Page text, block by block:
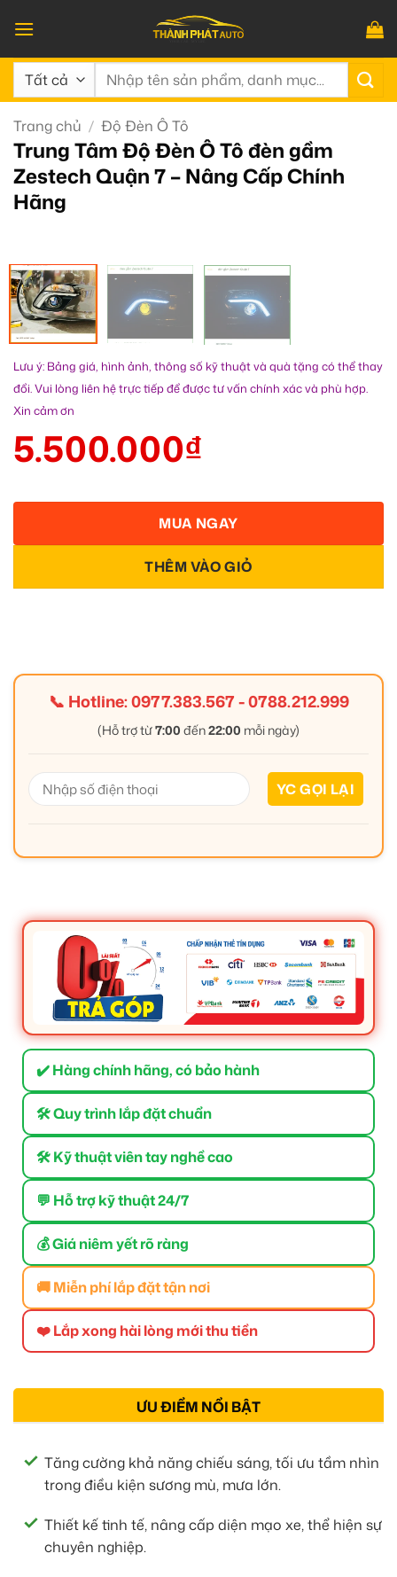
qua
nội
dung
Tìm
Trang chủ / Độ Đèn Ô Tô
Trung Tâm Độ Đèn Ô Tô đèn gầm
Zestech Quận 7 – Nâng Cấp Chính
Hãng
Lưu ý: Bảng giá, hình ảnh, thông số kỹ thuật và quà tặng có thể thay
đổi. Vui lòng liên hệ trực tiếp để được tư vấn chính xác và phù hợp.
Xin cảm ơn
5.500.000₫
THÊM VÀO GIỎ
MUA NGAY
📞 Hotline:0977.383.567-0788.212.999
(Hỗ trợ từ7:00 đến22:00 mỗi ngày)
✔️ Hàng chính hãng, có bảo hành
🛠 Quy trình lắp đặt chuẩn
🛠 Kỹ thuật viên tay nghề cao
💬 Hỗ trợ kỹ thuật 24/7
💰 Giá niêm yết rõ ràng
🚚 Miễn phí lắp đặt tận nơi
❤️ Lắp xong hài lòng mới thu tiền
ƯU ĐIỂM NỔI BẬT
Tăng cường khả năng chiếu sáng, tối ưu tầm nhìn
trong điều kiện sương mù, mưa lớn.
Thiết kế tinh tế, nâng cấp diện mạo xe, thể hiện sự
chuyên nghiệp.